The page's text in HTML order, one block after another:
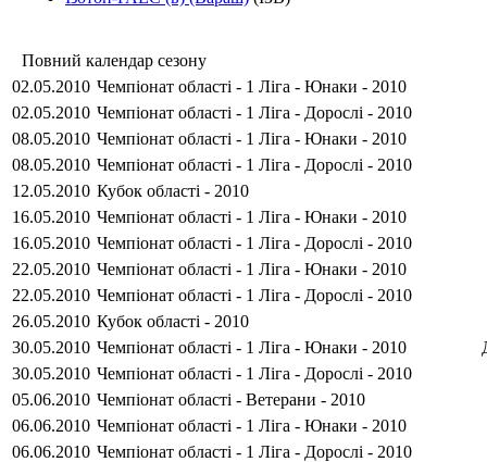
Повний календар сезону
02.05.2010 Чемпіонат області - 1 Ліга - Юнаки - 2010
02.05.2010 Чемпіонат області - 1 Ліга - Дорослі - 2010
08.05.2010 Чемпіонат області - 1 Ліга - Юнаки - 2010
08.05.2010 Чемпіонат області - 1 Ліга - Дорослі - 2010
12.05.2010 Кубок області - 2010
16.05.2010 Чемпіонат області - 1 Ліга - Юнаки - 2010
16.05.2010 Чемпіонат області - 1 Ліга - Дорослі - 2010
22.05.2010 Чемпіонат області - 1 Ліга - Юнаки - 2010
22.05.2010 Чемпіонат області - 1 Ліга - Дорослі - 2010
26.05.2010 Кубок області - 2010
30.05.2010 Чемпіонат області - 1 Ліга - Юнаки - 2010
30.05.2010 Чемпіонат області - 1 Ліга - Дорослі - 2010
05.06.2010 Чемпіонат області - Ветерани - 2010
06.06.2010 Чемпіонат області - 1 Ліга - Юнаки - 2010
06.06.2010 Чемпіонат області - 1 Ліга - Дорослі - 2010